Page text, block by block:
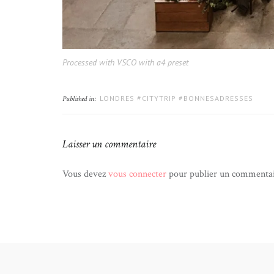
Processed with VSCO with a4 preset
Published in: LONDRES #CITYTRIP #BONNESADRESSES
Laisser un commentaire
Vous devezvous connecterpour publier un